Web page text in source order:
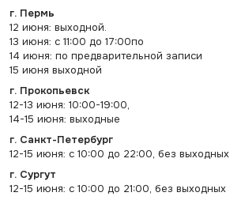
г. Пермь
12 июня: выходной.
13 июня: с 11:00 до 17:00по
14 июня: по предварительной записи
15 июня выходной
г. Прокопьевск
12-13 июня: 10:00-19:00,
14-15 июня: выходные
г. Санкт-Петербург
12-15 июня: с 10:00 до 22:00, без выходных
г. Сургут
12-15 июня: с 10:00 до 21:00, без выходных